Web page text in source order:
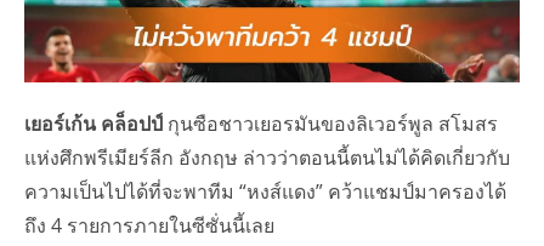
เยอร์เก้น คล็อปป์ กุนซือชาวเยอรมันของลิเวอร์พูล สโมสร
แห่งศึกพรีเมียร์ลีก อังกฤษ ล่าวว่าตอนนี้ตนไม่ได้คิดเกี่ยวกับ
ความเป็นไปได้ที่จะพาทีม “หงส์แดง” คว้าแชมป์มาครองได้
ถึง 4 รายการภายในซีซั่นนี้เลย